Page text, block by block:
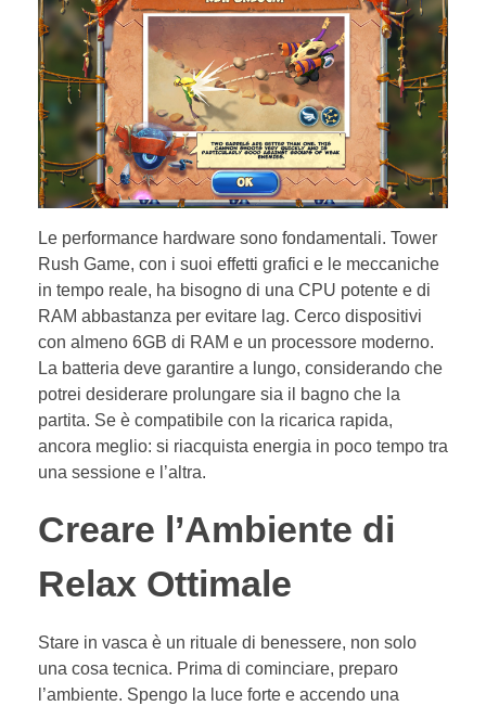
Le performance hardware sono fondamentali. Tower
Rush Game, con i suoi effetti grafici e le meccaniche
in tempo reale, ha bisogno di una CPU potente e di
RAM abbastanza per evitare lag. Cerco dispositivi
con almeno 6GB di RAM e un processore moderno.
La batteria deve garantire a lungo, considerando che
potrei desiderare prolungare sia il bagno che la
partita. Se è compatibile con la ricarica rapida,
ancora meglio: si riacquista energia in poco tempo tra
una sessione e l’altra.
Creare l’Ambiente di
Relax Ottimale
Stare in vasca è un rituale di benessere, non solo
una cosa tecnica. Prima di cominciare, preparo
l’ambiente. Spengo la luce forte e accendo una